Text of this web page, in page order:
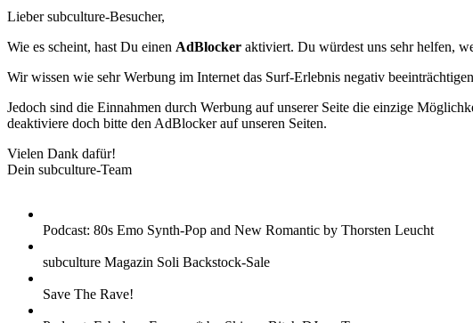
Lieber subculture-Besucher,
Wie es scheint, hast Du einen AdBlocker aktiviert. Du würdest uns sehr helfen,
Wir wissen wie sehr Werbung im Internet das Surf-Erlebnis negativ
Jedoch sind die Einnahmen durch Werbung auf unserer Seite die einzige
deaktiviere doch bitte den AdBlocker auf unseren Seiten.
Vielen Dank dafür!
Dein subculture-Team
Podcast: 80s Emo Synth-Pop and New Romantic by Thorsten Leucht
subculture Magazin Soli Backstock-Sale
Save The Rave!